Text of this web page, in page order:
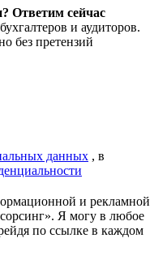
Ответим сейчас
и аудиторов.
без претензий
данных , в
и рекламной
Я могу в любое
по ссылке в каждом